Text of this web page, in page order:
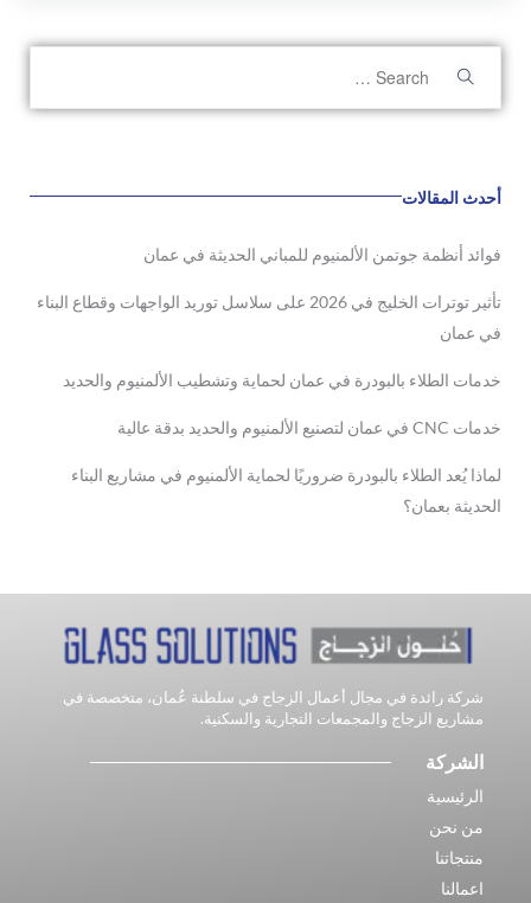
أحدث المقالات
فوائد أنظمة جوتمن الألمنيوم للمباني الحديثة في عمان
تأثير توترات الخليج في 2026 على سلاسل توريد الواجهات وقطاع البناء
في عمان
خدمات الطلاء بالبودرة في عمان لحماية وتشطيب الألمنيوم والحديد
خدمات CNC في عمان لتصنيع الألمنيوم والحديد بدقة عالية
لماذا يُعد الطلاء بالبودرة ضروريًا لحماية الألمنيوم في مشاريع البناء
الحديثة بعمان؟
شركة رائدة في مجال أعمال الزجاج في سلطنة عُمان، متخصصة في
مشاريع الزجاج والمجمعات التجارية والسكنية.
الشركة
الرئيسية
من نحن
منتجاتنا
اعمالنا